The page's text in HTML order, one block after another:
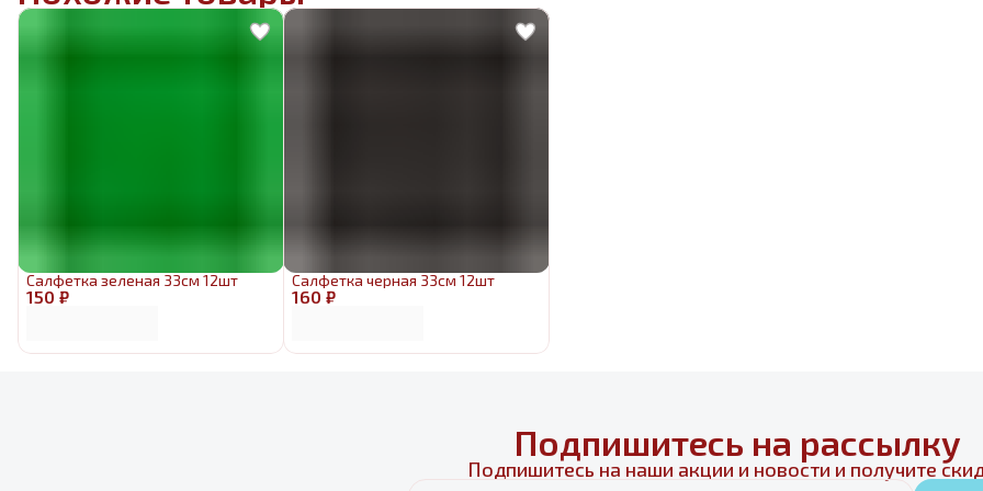
150 ₽
Салфетка зеленая 33см 12шт
160 ₽
Салфетка черная 33см 12шт
Подпишитесь на рассылку
Подпишитесь на наши акции и новости и получите